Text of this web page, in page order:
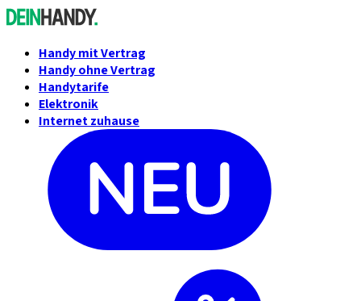
Handy mit Vertrag
Handy ohne Vertrag
Handytarife
Elektronik
Internet zuhause